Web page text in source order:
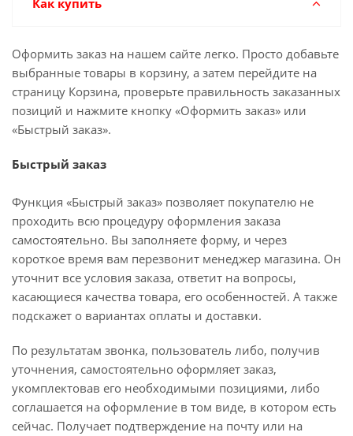
Как купить
Оформить заказ на нашем сайте легко. Просто добавьте
выбранные товары в корзину, а затем перейдите на
страницу Корзина, проверьте правильность заказанных
позиций и нажмите кнопку «Оформить заказ» или
«Быстрый заказ».
Быстрый заказ
Функция «Быстрый заказ» позволяет покупателю не
проходить всю процедуру оформления заказа
самостоятельно. Вы заполняете форму, и через
короткое время вам перезвонит менеджер магазина. Он
уточнит все условия заказа, ответит на вопросы,
касающиеся качества товара, его особенностей. А также
подскажет о вариантах оплаты и доставки.
По результатам звонка, пользователь либо, получив
уточнения, самостоятельно оформляет заказ,
укомплектовав его необходимыми позициями, либо
соглашается на оформление в том виде, в котором есть
сейчас. Получает подтверждение на почту или на